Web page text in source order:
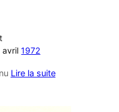
avril1972
Lire la suite